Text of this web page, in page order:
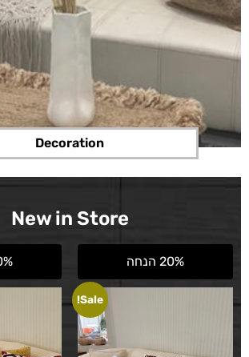
Decoration
New in Store
20% הנחה
Sale!